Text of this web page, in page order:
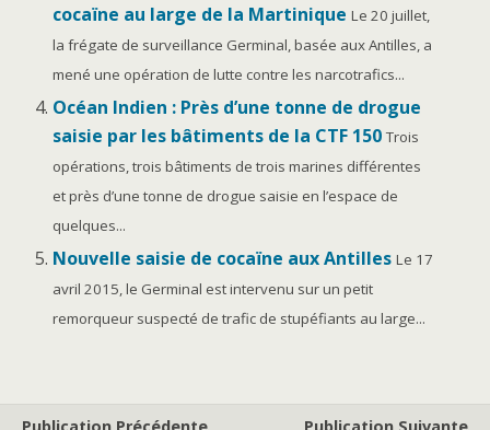
cocaïne au large de la Martinique Le 20 juillet,
la frégate de surveillance Germinal, basée aux Antilles, a
mené une opération de lutte contre les narcotrafics...
Océan Indien : Près d’une tonne de drogue
saisie par les bâtiments de la CTF 150 Trois
opérations, trois bâtiments de trois marines différentes
et près d’une tonne de drogue saisie en l’espace de
quelques...
Nouvelle saisie de cocaïne aux Antilles Le 17
avril 2015, le Germinal est intervenu sur un petit
remorqueur suspecté de trafic de stupéfiants au large...